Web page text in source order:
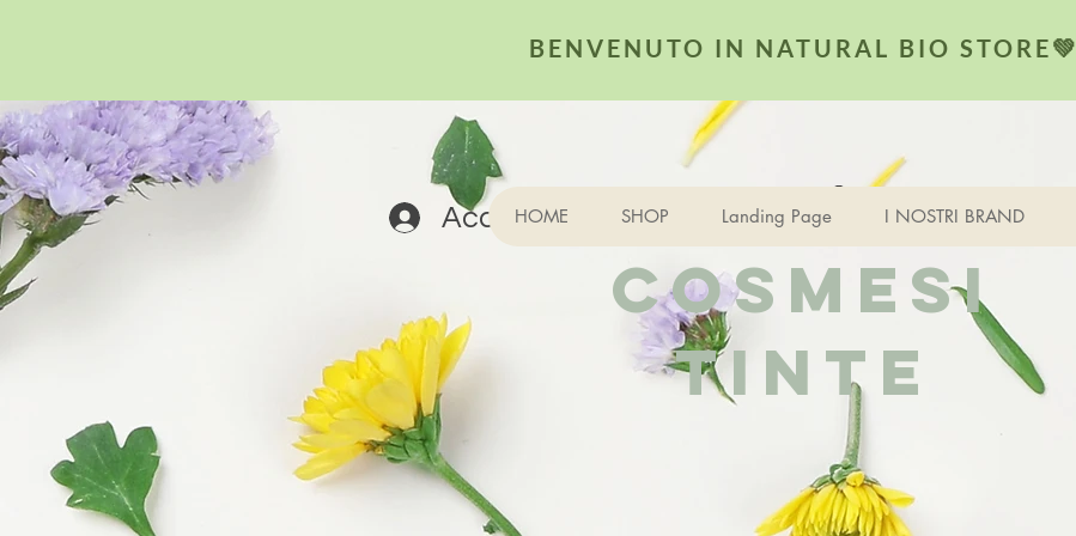
BENVENUTO IN NATURAL BIO STORE💚
AccediHOME SHOP Landing Page I NOSTRI BRAND
COSMESI
TINTE